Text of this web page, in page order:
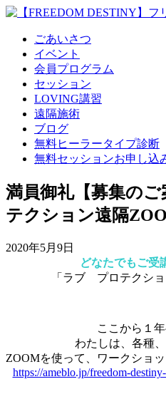
ごあいさつ
イベント
会員プログラム
セッション
LOVING講習
遠隔施術
ブログ
無料ヒーラータイプ診断
無料セッションお申し込
満員御礼【募集の
テクション遠隔
2020年5月9日
どなたでもご受
「ラブ プロテクショ
ここから１
わたしは、各種
ZOOMを使って、ワークショ
https://ameblo.jp/freedom-